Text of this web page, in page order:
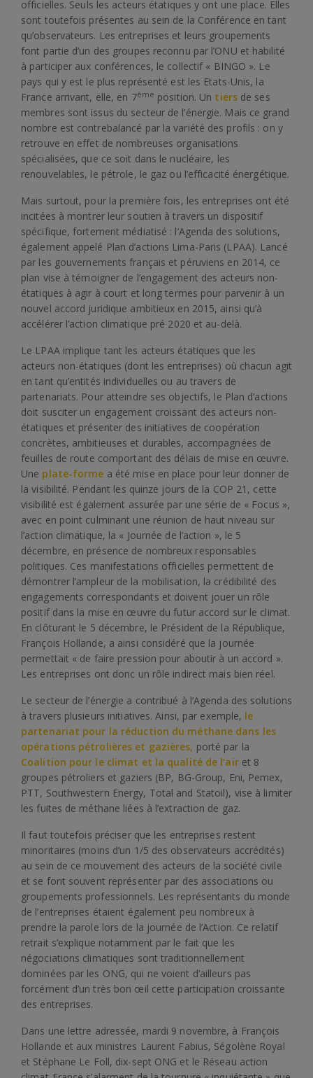
officielles. Seuls les acteurs étatiques y ont une place. Elles
sont toutefois présentes au sein de la Conférence en tant
qu’observateurs. Les entreprises et leurs groupements
font partie d’un des groupes reconnu par l’ONU et habilité
à participer aux conférences, le collectif « BINGO ». Le
pays qui y est le plus représenté est les Etats-Unis, la
France arrivant, elle, en 7ème position. Un tiersde ses
membres sont issus du secteur de l’énergie. Mais ce grand
nombre est contrebalancé par la variété des profils : on y
retrouve en effet de nombreuses organisations
spécialisées, que ce soit dans le nucléaire, les
renouvelables, le pétrole, le gaz ou l’efficacité énergétique.
Mais surtout, pour la première fois, les entreprises ont été
incitées à montrer leur soutien à travers un dispositif
spécifique, fortement médiatisé : l’Agenda des solutions,
également appelé Plan d’actions Lima-Paris (LPAA). Lancé
par les gouvernements français et péruviens en 2014, ce
plan vise à témoigner de l’engagement des acteurs non-
étatiques à agir à court et long termes pour parvenir à un
nouvel accord juridique ambitieux en 2015, ainsi qu’à
accélérer l’action climatique pré 2020 et au-delà.
Le LPAA implique tant les acteurs étatiques que les
acteurs non-étatiques (dont les entreprises) où chacun agit
en tant qu’entités individuelles ou au travers de
partenariats. Pour atteindre ses objectifs, le Plan d’actions
doit susciter un engagement croissant des acteurs non-
étatiques et présenter des initiatives de coopération
concrètes, ambitieuses et durables, accompagnées de
feuilles de route comportant des délais de mise en œuvre.
Une plate-forme a été mise en place pour leur donner de
la visibilité. Pendant les quinze jours de la COP 21, cette
visibilité est également assurée par une série de « Focus »,
avec en point culminant une réunion de haut niveau sur
l’action climatique, la « Journée de l’action », le 5
décembre, en présence de nombreux responsables
politiques. Ces manifestations officielles permettent de
démontrer l’ampleur de la mobilisation, la crédibilité des
engagements correspondants et doivent jouer un rôle
positif dans la mise en œuvre du futur accord sur le climat.
En clôturant le 5 décembre, le Président de la République,
François Hollande, a ainsi considéré que la journée
permettait « de faire pression pour aboutir à un accord ».
Les entreprises ont donc un rôle indirect mais bien réel.
Le secteur de l’énergie a contribué à l’Agenda des solutions
à travers plusieurs initiatives. Ainsi, par exemple, le
partenariat pour la réduction du méthane dans les
opérations pétrolières et gazières, porté par la
Coalition pour le climat et la qualité de l’airet 8
groupes pétroliers et gaziers (BP, BG-Group, Eni, Pemex,
PTT, Southwestern Energy, Total and Statoil), vise à limiter
les fuites de méthane liées à l’extraction de gaz.
Il faut toutefois préciser que les entreprises restent
minoritaires (moins d’un 1/5 des observateurs accrédités)
au sein de ce mouvement des acteurs de la société civile
et se font souvent représenter par des associations ou
groupements professionnels. Les représentants du monde
de l’entreprises étaient également peu nombreux à
prendre la parole lors de la journée de l’Action. Ce relatif
retrait s’explique notamment par le fait que les
négociations climatiques sont traditionnellement
dominées par les ONG, qui ne voient d’ailleurs pas
forcément d’un très bon œil cette participation croissante
des entreprises.
Dans une lettre adressée, mardi 9 novembre, à François
Hollande et aux ministres Laurent Fabius, Ségolène Royal
et Stéphane Le Foll, dix-sept ONG et le Réseau action